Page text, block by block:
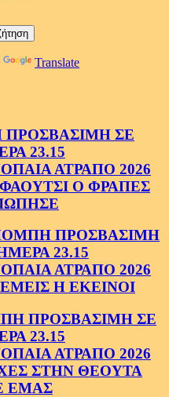
Translate
ΣΕ
23.15
ΑΤΡΑΠΟ 2026
Ο ΦΡΑΠΕΣ
ΠΡΟΣΒΑΣΙΜΗ
23.15
ΑΤΡΑΠΟ 2026
Η ΕΚΕΙΝΟΙ
ΠΡΟΣΒΑΣΙΜΗ ΣΕ
23.15
ΑΤΡΑΠΟ 2026
ΣΤΗΝ ΘΕΟΥΤΑ
ΕΜΑΣ